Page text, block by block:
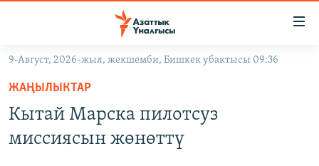
Навигацияга
өтүңүз
Издөөгө
салыңыз
9-Август, 2026-жыл, жекшемби, Бишкек убактысы 09:36
ЖАҢЫЛЫКТАР
Кытай Марска пилотсуз
миссиясын жөнөттү